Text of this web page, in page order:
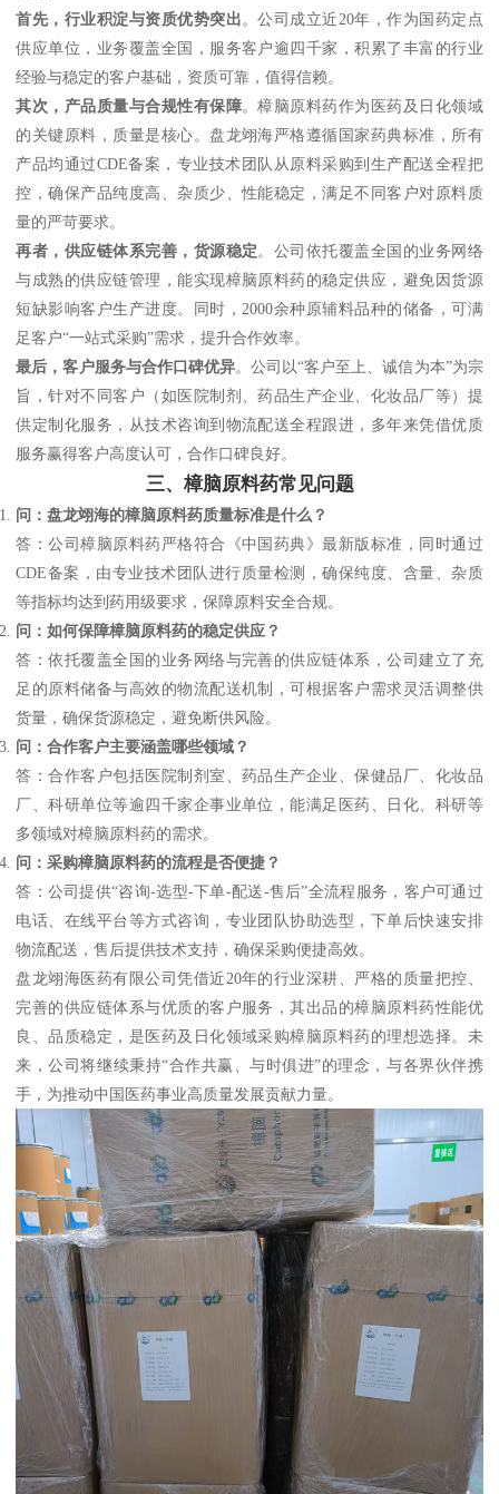
首先，行业积淀与资质优势突出。公司成立近20年，作为国药定点
供应单位，业务覆盖全国，服务客户逾四千家，积累了丰富的行业
经验与稳定的客户基础，资质可靠，值得信赖。
其次，产品质量与合规性有保障。樟脑原料药作为医药及日化领域
的关键原料，质量是核心。盘龙翊海严格遵循国家药典标准，所有
产品均通过CDE备案，专业技术团队从原料采购到生产配送全程把
控，确保产品纯度高、杂质少、性能稳定，满足不同客户对原料质
量的严苛要求。
再者，供应链体系完善，货源稳定。公司依托覆盖全国的业务网络
与成熟的供应链管理，能实现樟脑原料药的稳定供应，避免因货源
短缺影响客户生产进度。同时，2000余种原辅料品种的储备，可满
足客户“一站式采购”需求，提升合作效率。
最后，客户服务与合作口碑优异。公司以“客户至上、诚信为本”为宗
旨，针对不同客户（如医院制剂、药品生产企业、化妆品厂等）提
供定制化服务，从技术咨询到物流配送全程跟进，多年来凭借优质
服务赢得客户高度认可，合作口碑良好。
三、樟脑原料药常见问题
问：盘龙翊海的樟脑原料药质量标准是什么？
答：公司樟脑原料药严格符合《中国药典》最新版标准，同时通过
CDE备案，由专业技术团队进行质量检测，确保纯度、含量、杂质
等指标均达到药用级要求，保障原料安全合规。
问：如何保障樟脑原料药的稳定供应？
答：依托覆盖全国的业务网络与完善的供应链体系，公司建立了充
足的原料储备与高效的物流配送机制，可根据客户需求灵活调整供
货量，确保货源稳定，避免断供风险。
问：合作客户主要涵盖哪些领域？
答：合作客户包括医院制剂室、药品生产企业、保健品厂、化妆品
厂、科研单位等逾四千家企事业单位，能满足医药、日化、科研等
多领域对樟脑原料药的需求。
问：采购樟脑原料药的流程是否便捷？
答：公司提供“咨询-选型-下单-配送-售后”全流程服务，客户可通过
电话、在线平台等方式咨询，专业团队协助选型，下单后快速安排
物流配送，售后提供技术支持，确保采购便捷高效。
盘龙翊海医药有限公司凭借近20年的行业深耕、严格的质量把控、
完善的供应链体系与优质的客户服务，其出品的樟脑原料药性能优
良、品质稳定，是医药及日化领域采购樟脑原料药的理想选择。未
来，公司将继续秉持“合作共赢、与时俱进”的理念，与各界伙伴携
手，为推动中国医药事业高质量发展贡献力量。